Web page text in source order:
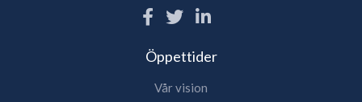
Öppettider
Vår vision